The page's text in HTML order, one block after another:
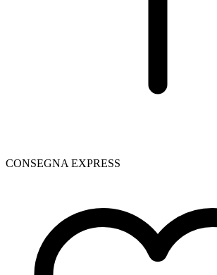
CONSEGNA EXPRESS